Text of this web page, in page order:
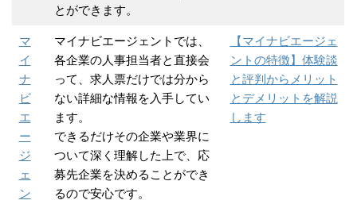
とができます。
マ
イ
ナ
ビ
エ
ー
ジ
ェ
ン
マイナビエージェントでは、
各企業の人事担当者と直接会
って、求人票だけでは分から
ない詳細な情報を入手してい
ます。
できるだけその企業や業界に
ついて深く理解した上で、応
募先企業を決めることができ
るので安心です。
【マイナビエージェ
ントの特徴】体験談
と評判からメリット
とデメリットを解説
します